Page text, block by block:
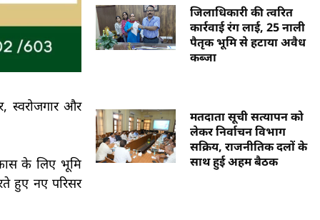
स्वरोजगार और
के लिए भूमि
हुए नए परिसर
जिलाधिकारी की त्वरित
कार्रवाई रंग लाई, 25 नाली
पैतृक भूमि से हटाया अवैध
कब्जा
मतदाता सूची सत्यापन को
लेकर निर्वाचन विभाग
सक्रिय, राजनीतिक दलों के
साथ हुई अहम बैठक